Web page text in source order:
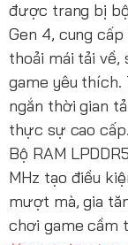
được trang bị
Gen 4, cung
thoải mái tải về,
game yêu
ngắn thời gian
thực sự cao cấp.
Bộ RAM
MHz tạo điều
mượt mà, gia
chơi game cầm